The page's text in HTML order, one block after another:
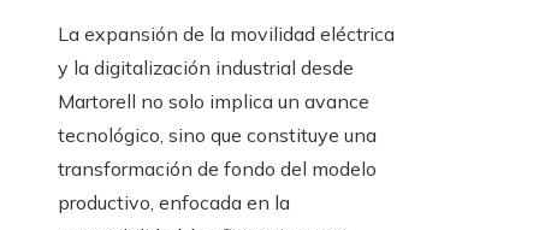
La expansión de la movilidad eléctrica
y la digitalización industrial desde
Martorell no solo implica un avance
tecnológico, sino que constituye una
transformación de fondo del modelo
productivo, enfocada en la